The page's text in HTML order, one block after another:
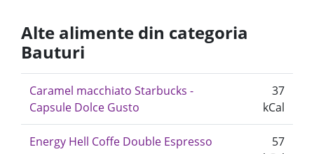
Alte alimente din categoria
Bauturi
Caramel macchiato Starbucks -
Capsule Dolce Gusto
37
kCal
Energy Hell Coffe Double Espresso
57